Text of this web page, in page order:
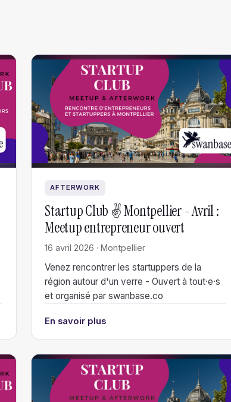
AFTERWORK
Startup Club ✌️ Montpellier - Avril :
Meetup entrepreneur ouvert
16 avril 2026 · Montpellier
Venez rencontrer les startuppers de la
région autour d'un verre - Ouvert à tout·e·s
et organisé par swanbase.co
En savoir plus